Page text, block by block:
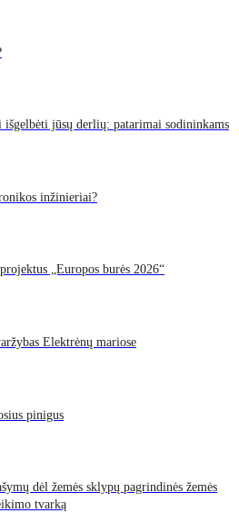
jūsų derlių: patarimai sodininkams
inžinieriai?
„Europos burės 2026“
Elektrėnų mariose
pinigus
dėl žemės sklypų pagrindinės žemės
tvarką